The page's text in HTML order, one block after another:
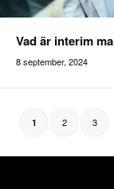
Addilon
Vad är interim
8 september, 2024
1 2 3